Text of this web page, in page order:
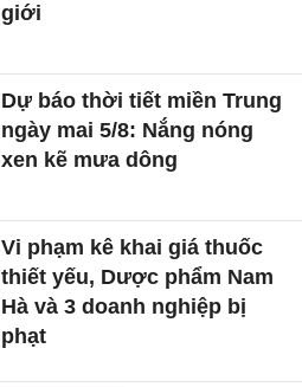
giới
Dự báo thời tiết miền Trung
ngày mai 5/8: Nắng nóng
xen kẽ mưa dông
Vi phạm kê khai giá thuốc
thiết yếu, Dược phẩm Nam
Hà và 3 doanh nghiệp bị
phạt